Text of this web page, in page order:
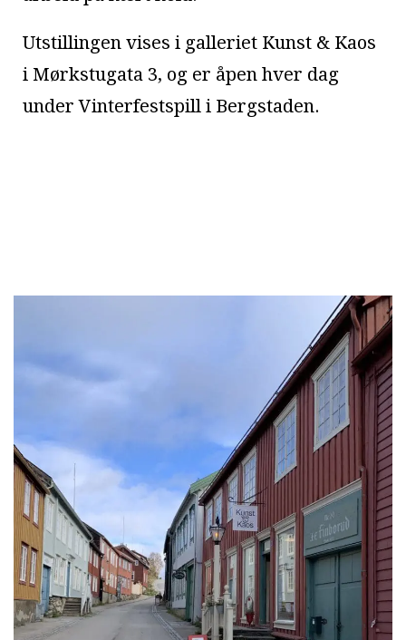
Utstillingen vises i galleriet Kunst & Kaos
i Mørkstugata 3, og er åpen hver dag
under Vinterfestspill i Bergstaden.